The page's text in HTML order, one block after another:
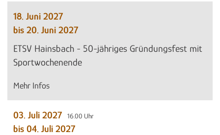
18. Juni 2027
bis 20. Juni 2027
ETSV Hainsbach - 50-jähriges Gründungsfest mit
Sportwochenende
Mehr Infos
03. Juli 2027 16.00 Uhr
bis 04. Juli 2027